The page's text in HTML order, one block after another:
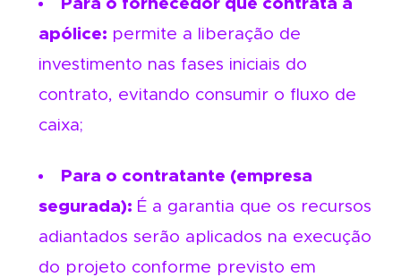
Para o fornecedor que contrata a
apólice: permite a liberação de
investimento nas fases iniciais do
contrato, evitando consumir o fluxo de
caixa;
Para o contratante (empresa
segurada): É a garantia que os recursos
adiantados serão aplicados na execução
do projeto conforme previsto em